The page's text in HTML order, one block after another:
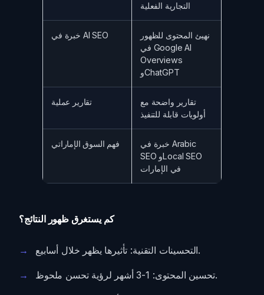
التجارية الفعلية
خبرة في AI SEO
نهيئ المحتوى للظهور
في Google AI
Overviews
وChatGPT
تقارير عملية
تقارير واضحة مع
أولويات قابلة للتنفيذ
فهم السوق الإماراتي
خبرة في Arabic
SEO وLocal SEO
في الإمارات
كم يستغرق ظهور النتائج؟
التحسينات التقنية: تأثيرها يظهر خلال أسابيع.
تحسين المحتوى: 1-3 أشهر لرؤية تحسن ملحوظ.